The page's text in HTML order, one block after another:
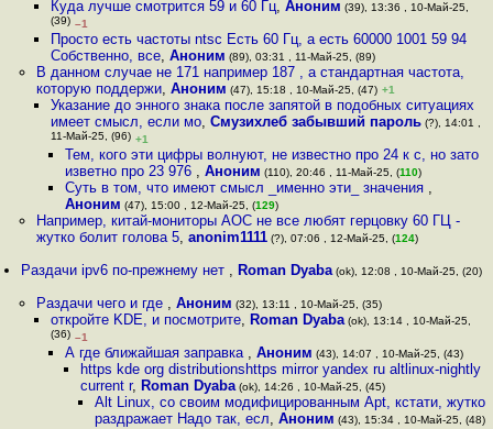
Куда лучше смотрится 59 и 60 Гц, Аноним (39), 13:36 , 10-Май-25,
(39) –1
Просто есть частоты ntsc Есть 60 Гц, а есть 60000 1001 59 94
Собственно, все, Аноним (89), 03:31 , 11-Май-25, (89)
В данном случае не 171 например 187 , а стандартная частота,
которую поддержи, Аноним (47), 15:18 , 10-Май-25, (47) +1
Указание до энного знака после запятой в подобных ситуациях
имеет смысл, если мо, Смузихлеб забывший пароль(?), 14:01 ,
11-Май-25, (96) +1
Тем, кого эти цифры волнуют, не известно про 24 к с, но зато
изветно про 23 976 ,Аноним (110), 20:46 , 11-Май-25, (110)
Суть в том, что имеют смысл _именно эти_ значения ,
Аноним (47), 15:00 , 12-Май-25, (129)
Например, китай-мониторы AOC не все любят герцовку 60 ГЦ -
жутко болит голова 5, anonim1111(?), 07:06 , 12-Май-25, (124)
Раздачи ipv6 по-прежнему нет , Roman Dyaba (ok), 12:08 , 10-Май-25, (20)
Раздачи чего и где , Аноним (32), 13:11 , 10-Май-25, (35)
откройте KDE, и посмотрите, Roman Dyaba(ok), 13:14 , 10-Май-25,
(36) –1
А где ближайшая заправка ,Аноним (43), 14:07 , 10-Май-25, (43)
https kde org distributionshttps mirror yandex ru altlinux-nightly
current r, Roman Dyaba(ok), 14:26 , 10-Май-25, (45)
Alt Linux, со своим модифицированным Apt, кстати, жутко
раздражает Надо так, есл, Аноним (43), 15:34 , 10-Май-25, (48)